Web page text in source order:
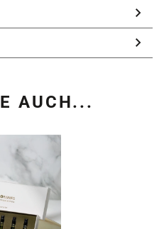
AUCH...